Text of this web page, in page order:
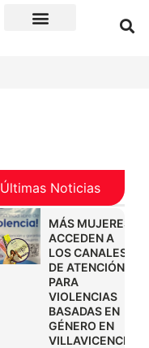
Últimas Noticias
MÁS MUJERES
ACCEDEN A
LOS CANALES
DE ATENCIÓN
PARA
VIOLENCIAS
BASADAS EN
GÉNERO EN
VILLAVICENCIO